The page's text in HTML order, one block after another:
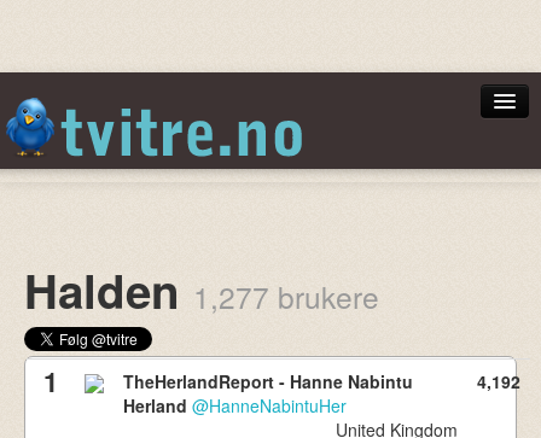
Halden 1,277 brukere
1
TheHerlandReport - Hanne Nabintu
Herland @HanneNabintuHer
United Kingdom
4,192